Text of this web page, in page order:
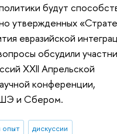
будут
утвержденных
евразийской
обсудили
XXII Апрельской
конференции,
и Сбером.
опыт
дискуссии